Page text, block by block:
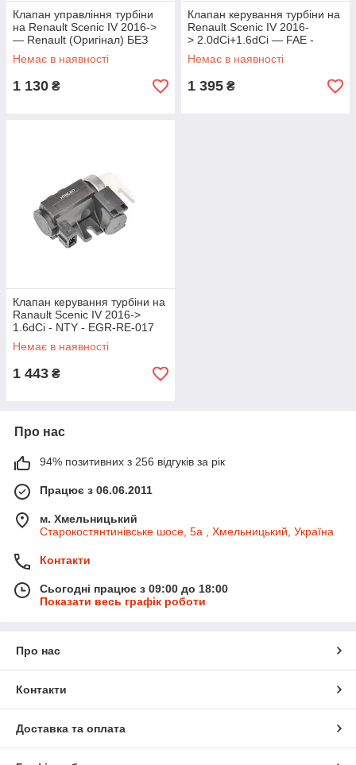
Клапан управління турбіни
на Renault Scenic IV 2016->
— Renault (Оригінал) БЕЗ
УПАКОВКИ - 8200762162J
Немає в наявності
1 130 ₴
Клапан керування турбіни на
Renault Scenic IV 2016-
> 2.0dCi+1.6dCi — FAE -
FAE56035
Немає в наявності
1 395 ₴
Клапан керування турбіни на
Ranault Scenic IV 2016->
1.6dCi - NTY - EGR-RE-017
Немає в наявності
1 443 ₴
Про нас
94% позитивних з 256 відгуків за рік
Працює з 06.06.2011
м. Хмельницький
Старокостянтинівське шосе, 5а , Хмельницький, Україна
Контакти
Сьогодні працює з 09:00 до 18:00
Показати весь графік роботи
Про нас
Контакти
Доставка та оплата